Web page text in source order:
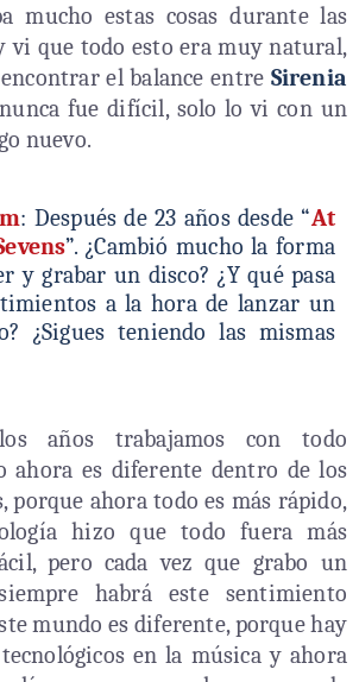
mucho estas cosas durante las
vi que todo esto era muy natural,
el balance entre Sirenia
fue difícil, solo lo vi con un
nuevo.
: Después de 23 años desde “At
”. ¿Cambió mucho la forma
y grabar un disco? ¿Y qué pasa
a la hora de lanzar un
¿Sigues teniendo las mismas
años trabajamos con todo
ahora es diferente dentro de los
porque ahora todo es más rápido,
hizo que todo fuera más
pero cada vez que grabo un
habrá este sentimiento
mundo es diferente, porque hay
en la música y ahora